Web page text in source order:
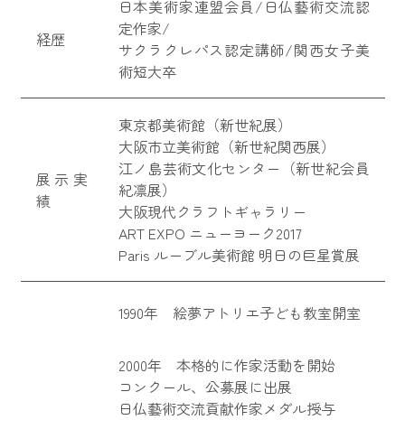
経歴
日本美術家連盟会員/日仏藝術交流認
定作家/
サクラクレパス認定講師/関西女子美
術短大卒
展示実
績
東京都美術館（新世紀展）
大阪市立美術館（新世紀関西展）
江ノ島芸術文化センター（新世紀会員
紀凛展）
大阪現代クラフトギャラリー
ART EXPO ニューヨーク2017
Paris ルーブル美術館 明日の巨星賞展
1990年 絵夢アトリエ子ども教室開室
2000年 本格的に作家活動を開始
コンクール、公募展に出展
日仏藝術交流貢献作家メダル授与